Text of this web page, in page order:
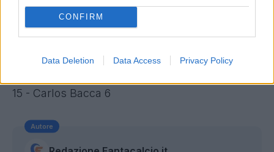
CONFIRM
Data Deletion Data Access Privacy Policy
10 - Iago Falque 7
11 - Federico Bernardeschi 7
12 - Dries Mertens 6
13 - Cyril Thereau 6
15 - Carlos Bacca 6
Autore